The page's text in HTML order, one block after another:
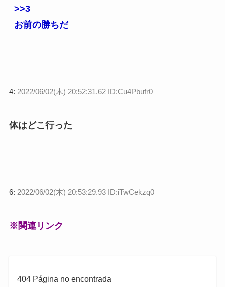
>>3
お前の勝ちだ
4: 2022/06/02(木) 20:52:31.62 ID:Cu4Pbufr0
体はどこ行った
6: 2022/06/02(木) 20:53:29.93 ID:iTwCekzq0
※関連リンク
404 Página no encontrada